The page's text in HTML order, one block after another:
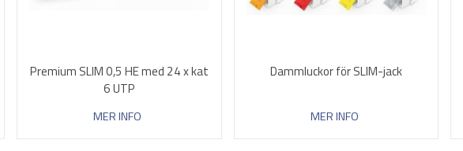
Premium SLIM 0,5 HE med 24 x kat
6 UTP
MER INFO
Dammluckor för SLIM-jack
MER INFO